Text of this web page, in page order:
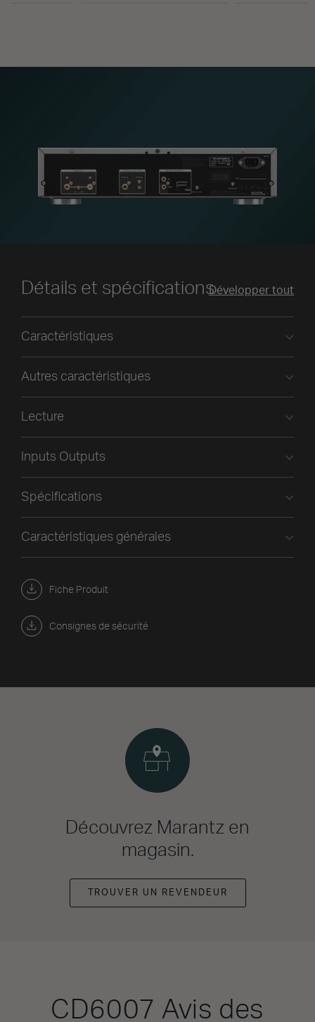
Détails et spécifications
Fiche Produit
Consignes de sécurité
Développer tout
Caractéristiques
Autres caractéristiques
Lecture
Inputs Outputs
Spécifications
Caractéristiques générales
Découvrez Marantz en
magasin.
TROUVER UN REVENDEUR
CD6007 Avis des